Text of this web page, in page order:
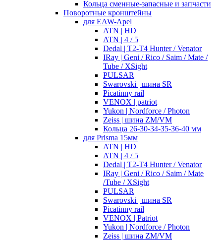
Кольца сменные-запасные и запчасти
Поворотные кронштейны
для EAW-Apel
ATN | HD
ATN | 4 / 5
Dedal | T2-T4 Hunter / Venator
IRay | Geni / Rico / Saim / Mate /
Tube / XSight
PULSAR
Swarovski | шина SR
Picatinny rail
VENOX | patriot
Yukon | Nordforce / Photon
Zeiss | шина ZM/VM
Кольца 26-30-34-35-36-40 мм
для Prisma 15мм
ATN | HD
ATN | 4 / 5
Dedal | T2-T4 Hunter / Venator
IRay | Geni / Rico / Saim / Mate
/Tube / XSight
PULSAR
Swarovski | шина SR
Picatinny rail
VENOX | Patriot
Yukon | Nordforce / Photon
Zeiss | шина ZM/VM